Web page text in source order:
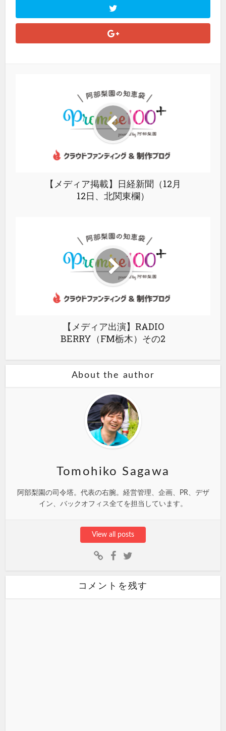
【メディア掲載】日経新聞（12月
12日、北関東欄）
【メディア出演】RADIO
BERRY（FM栃木）その2
About the author
Tomohiko Sagawa
阿部梨園の司令塔。代表の右腕。経営管理、企画、PR、デザ
イン、バックオフィス全てを担当しています。
View all posts
コメントを残す